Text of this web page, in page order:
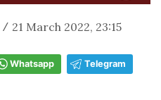
/ 21 March 2022, 23:15
Whatsapp Telegram